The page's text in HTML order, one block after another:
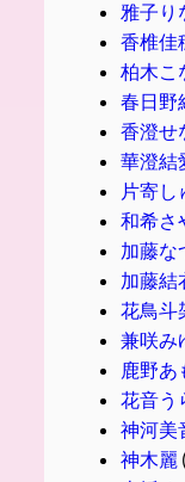
雅子り
香椎佳
柏木こ
春日野
香澄せ
華澄結
片寄し
和希さ
加藤な
加藤結
花鳥斗
兼咲み
鹿野あ
花音う
神河美
神木麗